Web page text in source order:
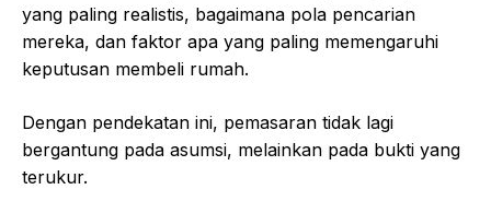
yang paling realistis, bagaimana pola pencarian
mereka, dan faktor apa yang paling memengaruhi
keputusan membeli rumah.
Dengan pendekatan ini, pemasaran tidak lagi
bergantung pada asumsi, melainkan pada bukti yang
terukur.